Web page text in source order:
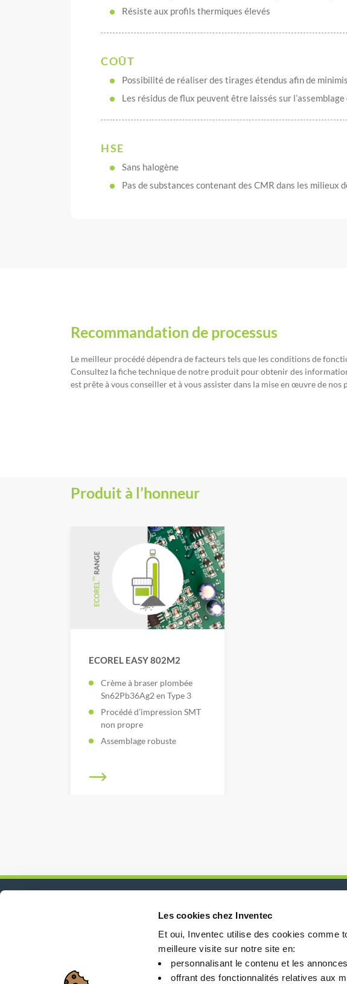
Les cookies chez Inventec
Et oui, Inventec utilise des cookies comme
meilleure visite sur notre site en:​
personnalisant le contenu et les
offrant des fonctionnalités relatives aux
Résiste aux profils thermiques élevés
COÛT
Possibilité de réaliser des tirages étendus afin de
Les résidus de flux peuvent être laissés sur
HSE
Sans halogène
Pas de substances contenant des CMR dans les milieux
Recommandation de processus
Le meilleur procédé dépendra de facteurs tels que les conditions de
Consultez la fiche technique de notre produit pour obtenir des
est prête à vous conseiller et à vous assister dans la mise en œuvre de nos
Produit à l’honneur
ECOREL EASY 802M2
Crème à braser plombée
Sn62Pb36Ag2 en Type 3
Procédé d’impression SMT
non propre
Assemblage robuste
Restez connecté avec notre newsletter!